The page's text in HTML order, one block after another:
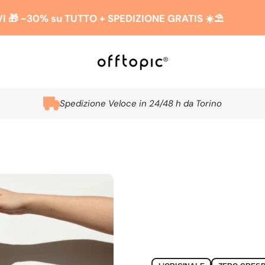
🎁 -30% su TUTTO + SPEDIZIONE GRATIS ☀️​​⛱️
Spedizione Veloce in 24/48 h da Torino
FEDERA